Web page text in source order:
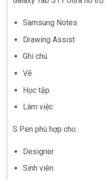
Samsung Notes
Drawing Assist
Ghi chú
Vẽ
Học tập
Làm việc
S Pen phù hợp cho:
Designer
Sinh viên